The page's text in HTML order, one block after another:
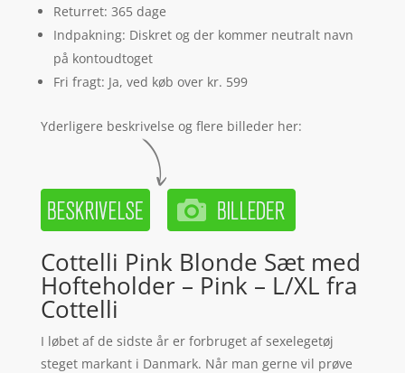
Returret: 365 dage
Indpakning: Diskret og der kommer neutralt navn
på kontoudtoget
Fri fragt: Ja, ved køb over kr. 599
Yderligere beskrivelse og flere billeder her:
Cottelli Pink Blonde Sæt med
Hofteholder – Pink – L/XL fra
Cottelli
I løbet af de sidste år er forbruget af sexelegetøj
steget markant i Danmark. Når man gerne vil prøve